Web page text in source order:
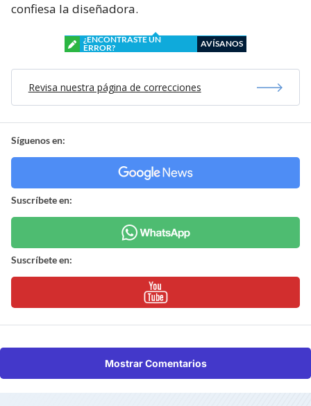
confiesa la diseñadora.
¿ENCONTRASTE UN
ERROR?
AVÍSANOS
Revisa nuestra página de correcciones
Síguenos en:
Suscríbete en:
Suscríbete en:
Mostrar Comentarios